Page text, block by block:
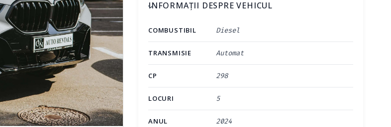
INFORMAȚII DESPRE VEHICUL
COMBUSTIBIL Diesel
TRANSMISIE Automat
CP 298
LOCURI 5
ANUL 2024